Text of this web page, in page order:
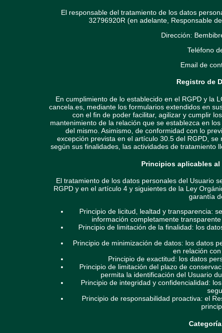
El responsable del tratamiento de los datos
32796920R (en adelante, Responsable
Dirección:
Teléfono
Email de
Registro de
En cumplimiento de lo establecido en el RGPD y la
cancela.es, mediante los formularios extendidos en
con el fin de poder facilitar, agilizar y cumplir
mantenimiento de la relación que se establezca en
del mismo. Asimismo, de conformidad con lo
excepción prevista en el artículo 30.5 del RGPD,
según sus finalidades, las actividades de tratamiento
Principios aplicables
El tratamiento de los datos personales del Usuario
RGPD y en el artículo 4 y siguientes de la Ley
garantía
Principio de licitud, lealtad y transparencia:
información completamente
Principio de limitación de la finalidad: los
Principio de minimización de datos: los datos
en relación
Principio de exactitud: los datos
Principio de limitación del plazo de
permita la identificación del Usuario
Principio de integridad y confidencialidad:
Principio de responsabilidad proactiva: el